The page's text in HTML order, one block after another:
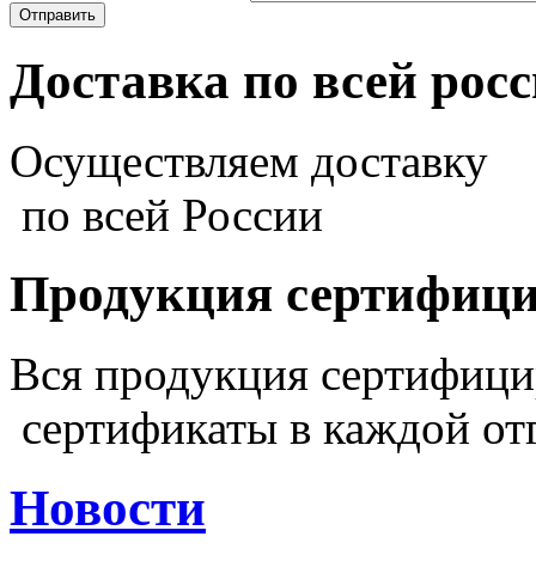
Доставка по всей
Осуществляем доставку
по всей России
Продукция
Вся продукция
сертификаты в каждой
Новости